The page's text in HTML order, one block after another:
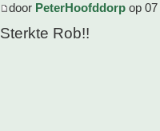
door PeterHoofddorp op
Sterkte Rob!!